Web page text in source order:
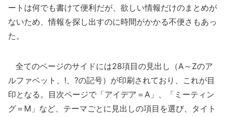
ートは何でも書けて便利だが、欲しい情報だけのまとめが
ないため、情報を探し出すのに時間がかかる不便さもあっ
た。
全てのページのサイドには28項目の見出し（A～Zのア
ルファベット、!、?の記号）が印刷されており、これが目
印となる。目次ページで「アイデア＝A」、「ミーティン
グ＝M」など、テーマごとに見出しの項目を選び、タイト